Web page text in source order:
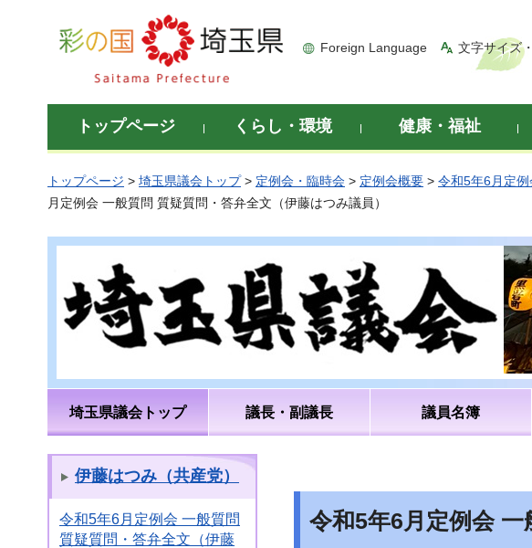
彩の国 埼玉県
Foreign Language 文字サイズ
トップページ くらし・環境 健康・福祉
トップページ > 埼玉県議会トップ> 定例会・臨時会 > 定例会概要 > 令和5年6月定例
月定例会 一般質問 質疑質問・答弁全文（伊藤はつみ議員）
埼玉県議会トップ 議長・副議長 議員名簿
伊藤はつみ（共産党）
令和5年6月定例会 一般質問
質疑質問・答弁全文（伊藤
令和5年6月定例会 一